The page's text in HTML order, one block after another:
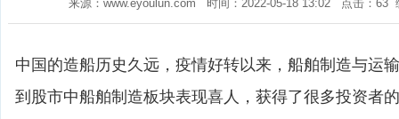
来源：www.eyoulun.com 时间：2022-05-18 13:02 点击：
中国的造船历史久远，疫情好转以来，船舶制造与运
到股市中船舶制造板块表现喜人，获得了很多投资者